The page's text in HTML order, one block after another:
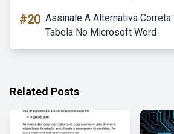
#20 Assinale A Alternativa
Tabela No Microsoft Word
Related Posts